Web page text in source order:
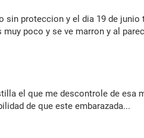
sin proteccion y el dia 19 de junio
poco y se ve marron y al
el que me descontrole de esa
de que este embarazada...